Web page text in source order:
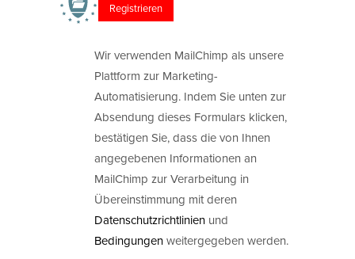
Wir verwenden MailChimp als unsere
Plattform zur Marketing-
Automatisierung. Indem Sie unten zur
Absendung dieses Formulars klicken,
bestätigen Sie, dass die von Ihnen
angegebenen Informationen an
MailChimp zur Verarbeitung in
Übereinstimmung mit deren
Datenschutzrichtlinien und
Bedingungenweitergegeben werden.